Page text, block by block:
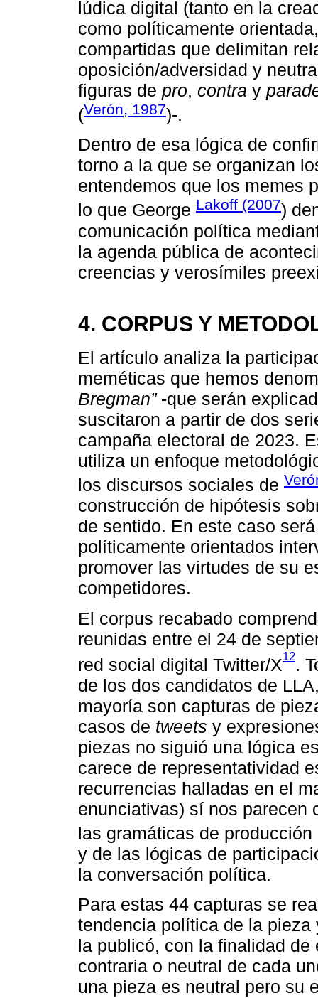
lúdica digital (tanto en la
como políticamente
compartidas que delimitan
oposición/adversidad y
figuras de pro, contra y
(Verón, 1987)-.
Dentro de esa lógica de
torno a la que se organizan
entendemos que los memes
lo que George Lakoff (2007)
comunicación política
la agenda pública de
creencias y verosímiles
4. CORPUS Y
El artículo analiza la
meméticas que hemos
Bregman”-que serán
suscitaron a partir de dos
campaña electoral de 2023.
utiliza un enfoque
los discursos sociales de
construcción de hipótesis
de sentido. En este caso
políticamente orientados
promover las virtudes de su
competidores.
El corpus recabado
reunidas entre el 24 de
red social digital Twitter/X12.
de los dos candidatos de
mayoría son capturas de
casos de tweets y
piezas no siguió una lógica
carece de representatividad
recurrencias halladas en el
enunciativas) sí nos parecen
las gramáticas de producción
y de las lógicas de
la conversación política.
Para estas 44 capturas se
tendencia política de la
la publicó, con la finalidad
contraria o neutral de cada
una pieza es neutral pero su